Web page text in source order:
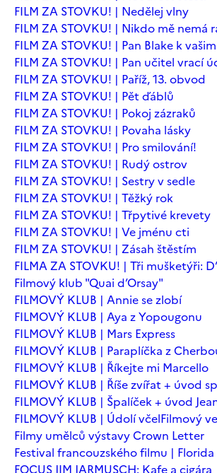
FILM ZA STOVKU! | Nedělej vlny
FILM ZA STOVKU! | Nikdo mě nemá
FILM ZA STOVKU! | Pan Blake k
FILM ZA STOVKU! | Pan učitel vrací
FILM ZA STOVKU! | Paříž, 13. obvod
FILM ZA STOVKU! | Pět ďáblů
FILM ZA STOVKU! | Pokoj zázraků
FILM ZA STOVKU! | Povaha lásky
FILM ZA STOVKU! | Pro smilování!
FILM ZA STOVKU! | Rudý ostrov
FILM ZA STOVKU! | Sestry v sedle
FILM ZA STOVKU! | Těžký rok
FILM ZA STOVKU! | Třpytivé krevety
FILM ZA STOVKU! | Ve jménu cti
FILM ZA STOVKU! | Zásah štěstím
FILMA ZA STOVKU! | Tři mušketýři:
Filmový klub "Quai d’Orsay"
FILMOVÝ KLUB | Annie se zlobí
FILMOVÝ KLUB | Aya z Yopougonu
FILMOVÝ KLUB | Mars Express
FILMOVÝ KLUB | Paraplíčka z
FILMOVÝ KLUB | Říkejte mi Marcello
FILMOVÝ KLUB | Říše zvířat + úvod
FILMOVÝ KLUB | Špalíček + úvod
FILMOVÝ KLUB | Údolí včelFilmový
Filmy umělců výstavy Crown Letter
Festival francouzského filmu | Florida
FOCUS JIM JARMUSCH: Kafe a cigára